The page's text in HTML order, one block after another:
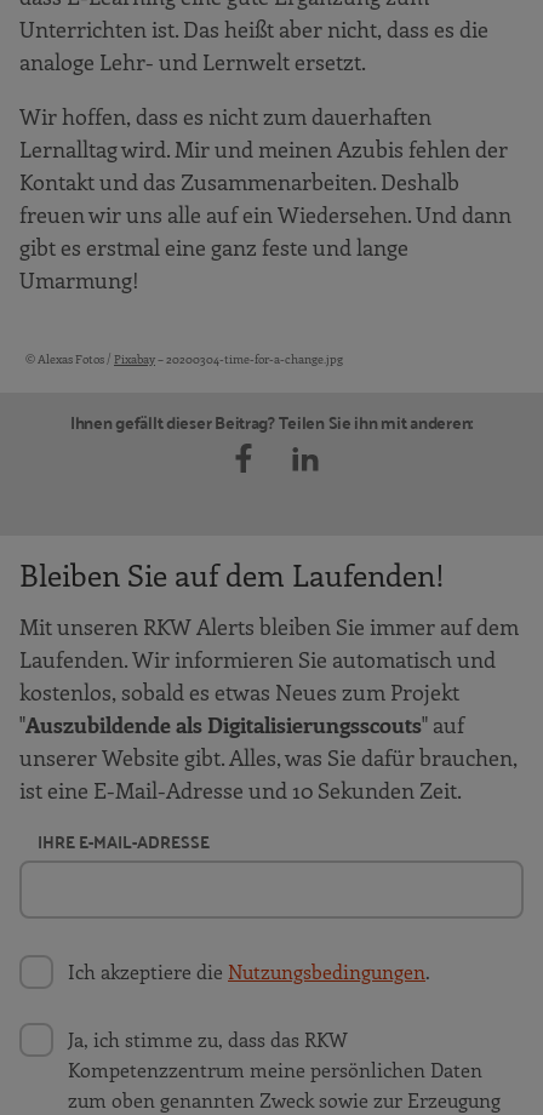
Unterrichten ist. Das heißt aber nicht, dass es die
analoge Lehr- und Lernwelt ersetzt.
Wir hoffen, dass es nicht zum dauerhaften
Lernalltag wird. Mir und meinen Azubis fehlen der
Kontakt und das Zusammenarbeiten. Deshalb
freuen wir uns alle auf ein Wiedersehen. Und dann
gibt es erstmal eine ganz feste und lange
Umarmung!
Bildquellen und Copyright-Hinweise
© Alexas Fotos / Pixabay– 20200304-time-for-a-change.jpg
Ihnen gefällt dieser Beitrag? Teilen Sie ihn mit anderen:
Bleiben Sie auf dem Laufenden!
Mit unseren RKW Alerts bleiben Sie immer auf dem
Laufenden. Wir informieren Sie automatisch und
kostenlos, sobald es etwas Neues zum Projekt
"Auszubildende als Digitalisierungsscouts" auf
unserer Website gibt. Alles, was Sie dafür brauchen,
ist eine E-Mail-Adresse und 10 Sekunden Zeit.
IHRE E-MAIL-ADRESSE
Ich akzeptiere die Nutzungsbedingungen.
Ja, ich stimme zu, dass das RKW
Kompetenzzentrum meine persönlichen Daten
zum oben genannten Zweck sowie zur Erzeugung